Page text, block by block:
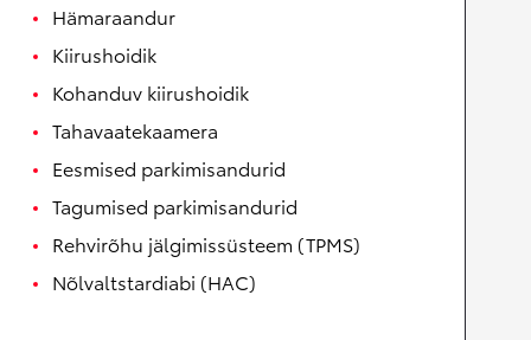
Hämaraandur
Kiirushoidik
Kohanduv kiirushoidik
Tahavaatekaamera
Eesmised parkimisandurid
Tagumised parkimisandurid
Rehvirõhu jälgimissüsteem (TPMS)
Nõlvaltstardiabi (HAC)